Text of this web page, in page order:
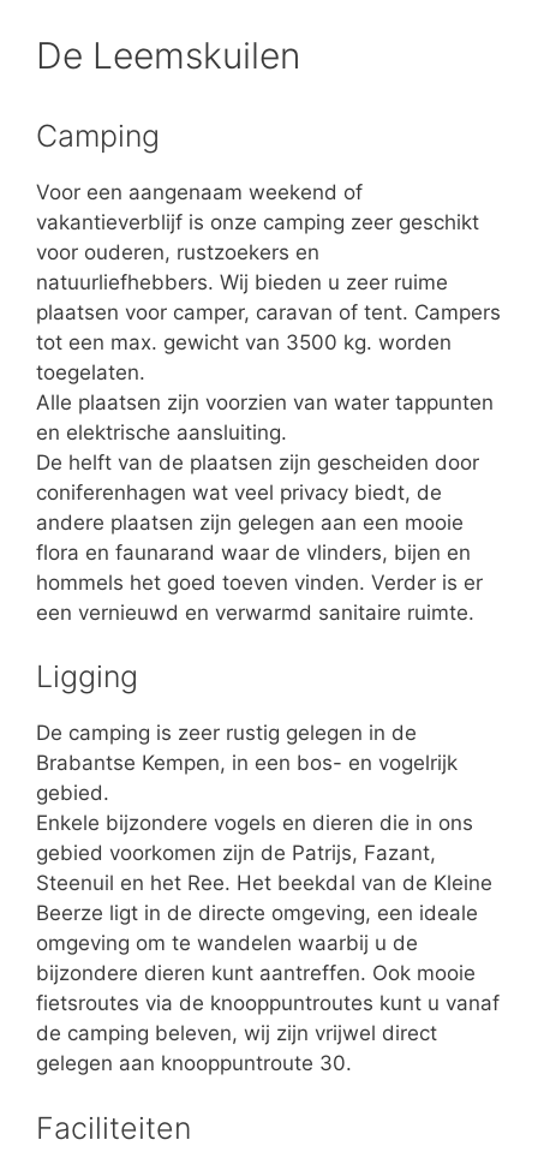
De Leemskuilen
Camping
Voor een aangenaam weekend of
vakantieverblijf is onze camping zeer geschikt
voor ouderen, rustzoekers en
natuurliefhebbers. Wij bieden u zeer ruime
plaatsen voor camper, caravan of tent. Campers
tot een max. gewicht van 3500 kg. worden
toegelaten.
Alle plaatsen zijn voorzien van water tappunten
en elektrische aansluiting.
De helft van de plaatsen zijn gescheiden door
coniferenhagen wat veel privacy biedt, de
andere plaatsen zijn gelegen aan een mooie
flora en faunarand waar de vlinders, bijen en
hommels het goed toeven vinden. Verder is er
een vernieuwd en verwarmd sanitaire ruimte.
Ligging
De camping is zeer rustig gelegen in de
Brabantse Kempen, in een bos- en vogelrijk
gebied.
Enkele bijzondere vogels en dieren die in ons
gebied voorkomen zijn de Patrijs, Fazant,
Steenuil en het Ree. Het beekdal van de Kleine
Beerze ligt in de directe omgeving, een ideale
omgeving om te wandelen waarbij u de
bijzondere dieren kunt aantreffen. Ook mooie
fietsroutes via de knooppuntroutes kunt u vanaf
de camping beleven, wij zijn vrijwel direct
gelegen aan knooppuntroute 30.
Faciliteiten